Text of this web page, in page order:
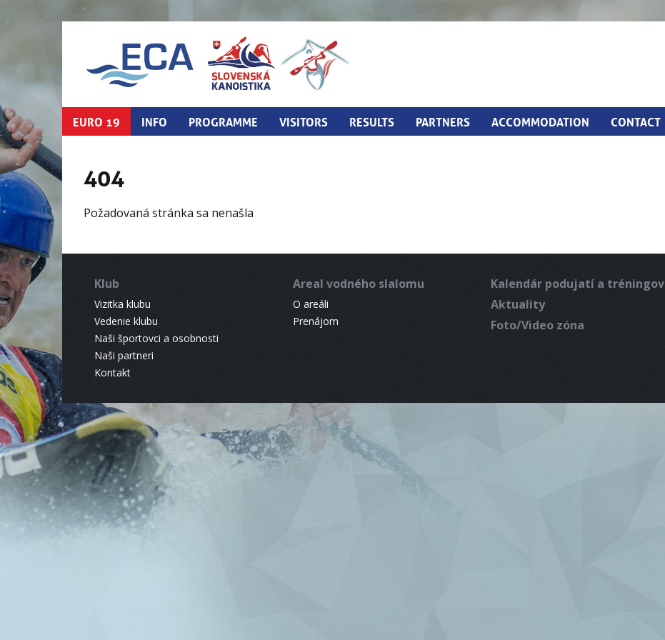
EURO 19 INFO PROGRAMME VISITORS RESULTS PARTNERS ACCOMMODATION CONTACT
404
Požadovaná stránka sa nenašla
Klub
Vizitka klubu
Vedenie klubu
Naši športovci a osobnosti
Naši partneri
Kontakt
Areal vodného slalomu
O areáli
Prenájom
Kalendár podujatí a tréningov
Aktuality
Foto/Video zóna